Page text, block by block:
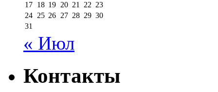
17 18 19 20 21 22 23
24 25 26 27 28 29 30
31
« Июл
Контакты